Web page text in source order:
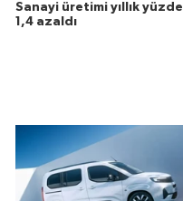
Sanayi üretimi yıllık yüzde
1,4 azaldı